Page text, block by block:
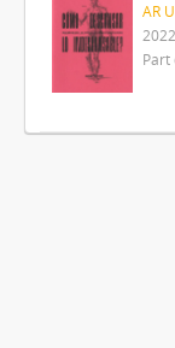
AR
2022
Part